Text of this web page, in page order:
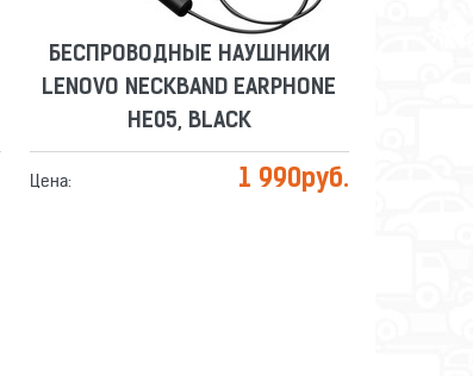
БЕСПРОВОДНЫЕ НАУШНИКИ
LENOVO NECKBAND EARPHONE
HE05, BLACK
Цена: 1 990руб.